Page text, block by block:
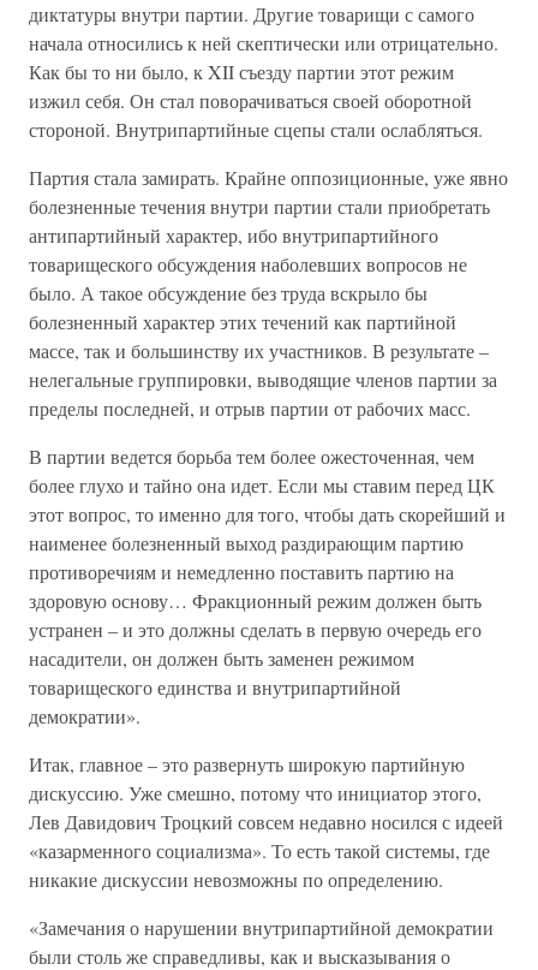
диктатуры внутри партии. Другие товарищи с самого
начала относились к ней скептически или отрицательно.
Как бы то ни было, к XII съезду партии этот режим
изжил себя. Он стал поворачиваться своей оборотной
стороной. Внутрипартийные сцепы стали ослабляться.
Партия стала замирать. Крайне оппозиционные, уже явно
болезненные течения внутри партии стали приобретать
антипартийный характер, ибо внутрипартийного
товарищеского обсуждения наболевших вопросов не
было. А такое обсуждение без труда вскрыло бы
болезненный характер этих течений как партийной
массе, так и большинству их участников. В результате –
нелегальные группировки, выводящие членов партии за
пределы последней, и отрыв партии от рабочих масс.
В партии ведется борьба тем более ожесточенная, чем
более глухо и тайно она идет. Если мы ставим перед ЦК
этот вопрос, то именно для того, чтобы дать скорейший и
наименее болезненный выход раздирающим партию
противоречиям и немедленно поставить партию на
здоровую основу… Фракционный режим должен быть
устранен – и это должны сделать в первую очередь его
насадители, он должен быть заменен режимом
товарищеского единства и внутрипартийной
демократии».
Итак, главное – это развернуть широкую партийную
дискуссию. Уже смешно, потому что инициатор этого,
Лев Давидович Троцкий совсем недавно носился с идеей
«казарменного социализма». То есть такой системы, где
никакие дискуссии невозможны по определению.
«Замечания о нарушении внутрипартийной демократии
были столь же справедливы, как и высказывания о